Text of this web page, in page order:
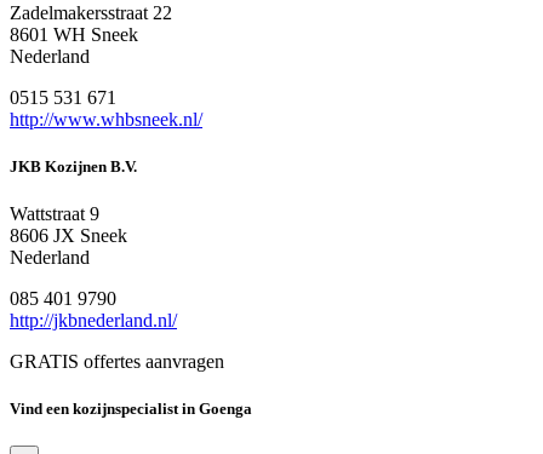
Zadelmakersstraat 22
8601 WH Sneek
Nederland
0515 531 671
http://www.whbsneek.nl/
JKB Kozijnen B.V.
Wattstraat 9
8606 JX Sneek
Nederland
085 401 9790
http://jkbnederland.nl/
GRATIS offertes aanvragen
Vind een kozijnspecialist in Goenga